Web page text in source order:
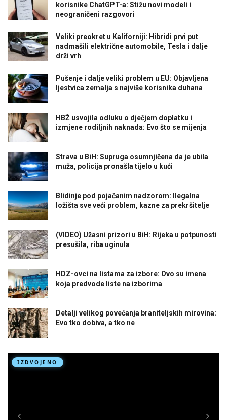
korisnike ChatGPT-a: Stižu novi modeli i
neograničeni razgovori
Veliki preokret u Kaliforniji: Hibridi prvi put
nadmašili električne automobile, Tesla i dalje
drži vrh
Pušenje i dalje veliki problem u EU: Objavljena
ljestvica zemalja s najviše korisnika duhana
HBŽ usvojila odluku o dječjem doplatku i
izmjene rodiljnih naknada: Evo što se mijenja
Strava u BiH: Supruga osumnjičena da je ubila
muža, policija pronašla tijelo u kući
Blidinje pod pojačanim nadzorom: Ilegalna
ložišta sve veći problem, kazne za prekršitelje
(VIDEO) Užasni prizori u BiH: Rijeka u potpunosti
presušila, riba uginula
HDZ-ovci na listama za izbore: Ovo su imena
koja predvode liste na izborima
Detalji velikog povećanja braniteljskih mirovina:
Evo tko dobiva, a tko ne